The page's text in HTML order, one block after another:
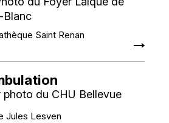
Blanc
Saint Renan
photo du CHU Bellevue
Jules Lesven